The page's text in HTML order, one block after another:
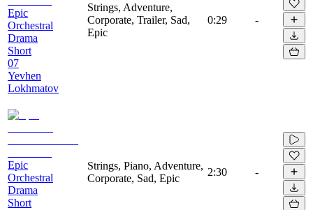
Epic
Orchestral
Drama
Short
07
Yevhen
Lokhmatov
Strings, Adventure,
Corporate, Trailer, Sad,
Epic
0:29 -
Epic
Orchestral
Drama
Short
Strings, Piano, Adventure,
Corporate, Sad, Epic
2:30 -